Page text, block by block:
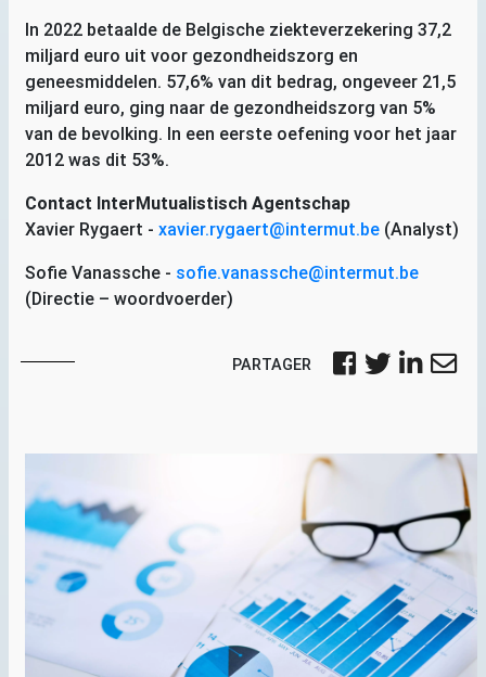
In 2022 betaalde de Belgische ziekteverzekering 37,2
miljard euro uit voor gezondheidszorg en
geneesmiddelen. 57,6% van dit bedrag, ongeveer 21,5
miljard euro, ging naar de gezondheidszorg van 5%
van de bevolking. In een eerste oefening voor het jaar
2012 was dit 53%.
Contact InterMutualistisch Agentschap
Xavier Rygaert - xavier.rygaert@intermut.be (Analyst)
Sofie Vanassche - sofie.vanassche@intermut.be
(Directie – woordvoerder)
PARTAGER